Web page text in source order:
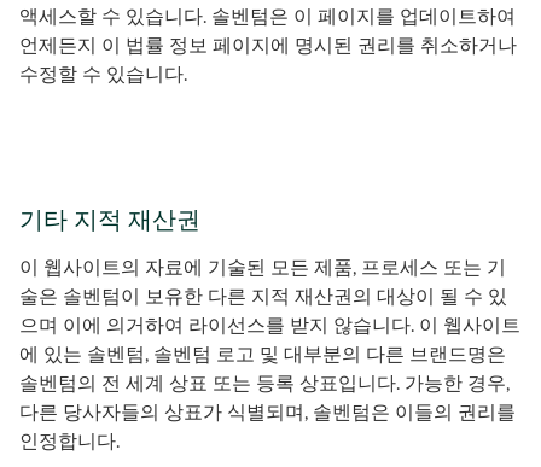
액세스할 수 있습니다. 솔벤텀은 이 페이지를 업데이트하여
언제든지 이 법률 정보 페이지에 명시된 권리를 취소하거나
수정할 수 있습니다.
기타 지적 재산권
이 웹사이트의 자료에 기술된 모든 제품, 프로세스 또는 기
술은 솔벤텀이 보유한 다른 지적 재산권의 대상이 될 수 있
으며 이에 의거하여 라이선스를 받지 않습니다. 이 웹사이트
에 있는 솔벤텀, 솔벤텀 로고 및 대부분의 다른 브랜드명은
솔벤텀의 전 세계 상표 또는 등록 상표입니다. 가능한 경우,
다른 당사자들의 상표가 식별되며, 솔벤텀은 이들의 권리를
인정합니다.